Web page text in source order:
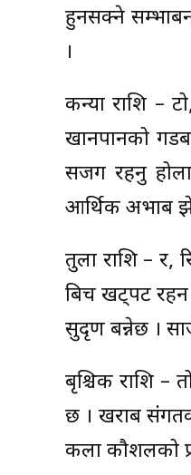
हुनसक्ने
।
कन्या राशि –
खानपानको
सजग रहनु
आर्थिक अभाब
तुला राशि – र,
बिच खट्पट रहन
सुदृण बन्नेछ ।
बृश्चिक राशि –
छ । खराब
कला कौशलको